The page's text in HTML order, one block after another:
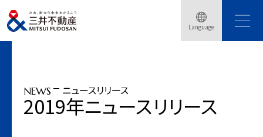
Language
トップページ ニュースリリース
「日本橋室町三井タワー」2019年3月28日竣工「COREDO室町テラス」2019年9
月・・・
NEWS ニュースリリース
2019年ニュースリリース